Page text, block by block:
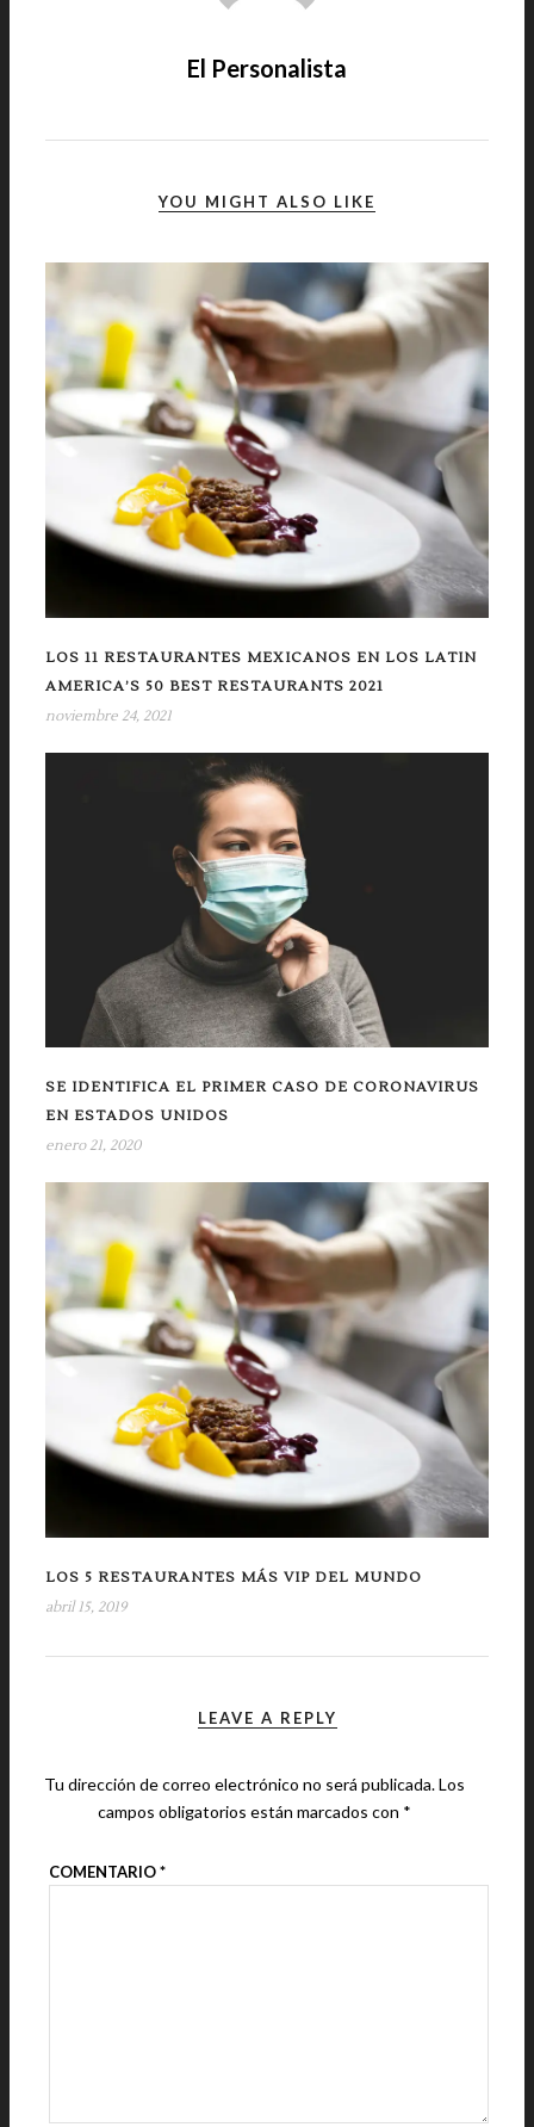
El Personalista
YOU MIGHT ALSO LIKE
LOS 11 RESTAURANTES MEXICANOS EN LOS LATIN
AMERICA’S 50 BEST RESTAURANTS 2021
noviembre 24, 2021
SE IDENTIFICA EL PRIMER CASO DE CORONAVIRUS
EN ESTADOS UNIDOS
enero 21, 2020
LOS 5 RESTAURANTES MÁS VIP DEL MUNDO
abril 15, 2019
LEAVE A REPLY
Tu dirección de correo electrónico no será publicada.Los
campos obligatorios están marcados con *
COMENTARIO*